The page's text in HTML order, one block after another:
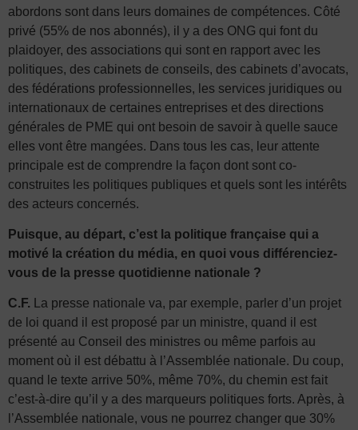
abordons sont dans leurs domaines de compétences. Côté
privé (55% de nos abonnés), il y a des ONG qui font du
plaidoyer, des associations qui sont en rapport avec les
politiques, des cabinets de conseils, des cabinets d’avocats,
des fédérations professionnelles, les services juridiques ou
internationaux de certaines entreprises et des directions
générales de PME qui ont besoin de savoir à quelle sauce
elles vont être mangées. Dans tous les cas, leur attente
principale est de comprendre la façon dont sont co-
construites les politiques publiques et quels sont les intérêts
des acteurs concernés.
Puisque, au départ, c’est la politique française qui a
motivé la création du média, en quoi vous différenciez-
vous de la presse quotidienne nationale ?
C.F. La presse nationale va, par exemple, parler d’un projet
de loi quand il est proposé par un ministre, quand il est
présenté au Conseil des ministres ou même parfois au
moment où il est débattu à l’Assemblée nationale. Du coup,
quand le texte arrive 50%, même 70%, du chemin est fait
c’est-à-dire qu’il y a des marqueurs politiques forts. Après, à
l’Assemblée nationale, vous ne pourrez changer que 30%